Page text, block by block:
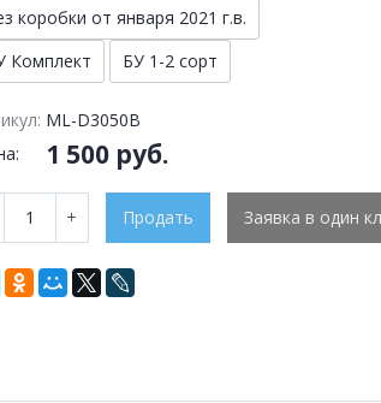
коробки от января 2021 г.в.
Комплект
БУ 1-2 сорт
ML-D3050B
1 500 руб.
Продать Заявка в один